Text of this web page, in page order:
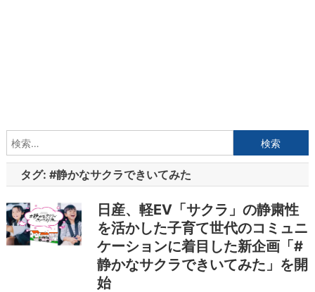
索:
タグ: #静かなサクラできいてみた
日産、軽EV「サクラ」の静粛性
を活かした子育て世代のコミュニ
ケーションに着目した新企画「#
静かなサクラできいてみた」を開
始